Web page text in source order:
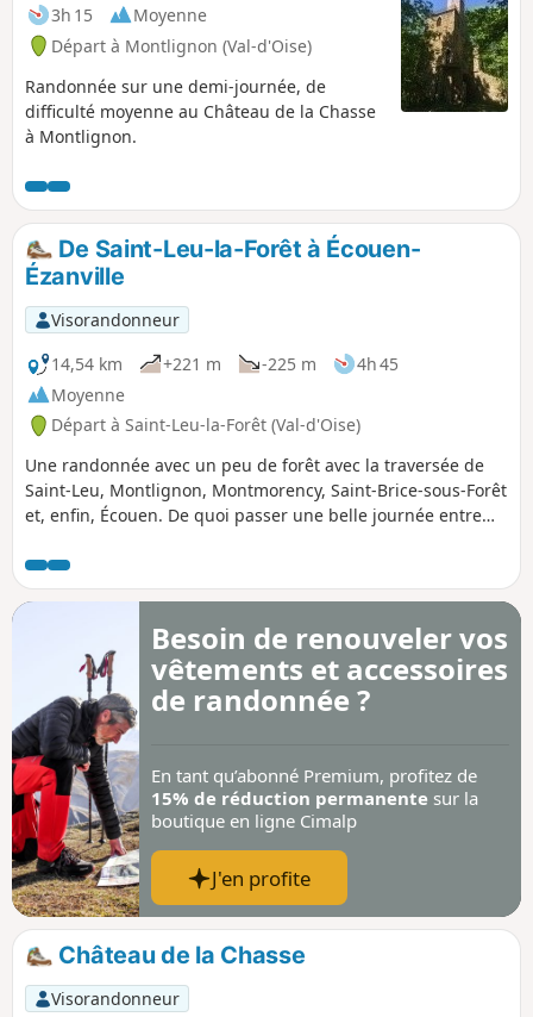
3h 15
Moyenne
Départ à Montlignon (Val-d'Oise)
Randonnée sur une demi-journée, de
difficulté moyenne au Château de la Chasse
à Montlignon.
De Saint-Leu-la-Forêt à Écouen-
Ézanville
Visorandonneur
14,54 km
+221 m -225 m
4h 45
Moyenne
Départ à Saint-Leu-la-Forêt (Val-d'Oise)
Une randonnée avec un peu de forêt avec la traversée de
Saint-Leu, Montlignon, Montmorency, Saint-Brice-sous-Forêt
et, enfin, Écouen. De quoi passer une belle journée entre
Piscop avant de finir ce circuit ? 17/02/2026 : Modification
itinéraire entre (11) et (12) pour éviter rue interdite.
Besoin de renouveler vos
vêtements et accessoires
de randonnée ?
En tant qu’abonné Premium, profitez de
15% de réduction permanente sur la
boutique en ligne Cimalp
J'en profite
Château de la Chasse
Visorandonneur